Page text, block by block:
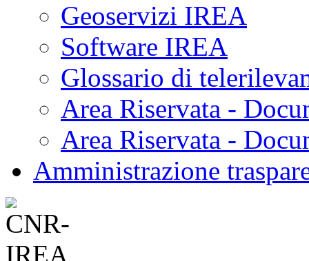
Geoservizi IREA
Software IREA
Glossario di
Area Riservata -
Area Riservata -
Amministrazione